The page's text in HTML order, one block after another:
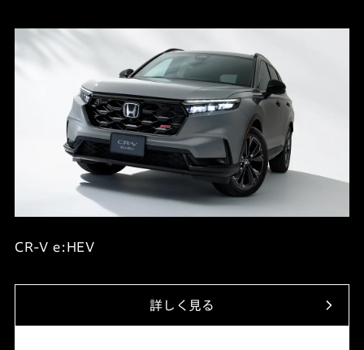
CR-V e:HEV
詳しく見る